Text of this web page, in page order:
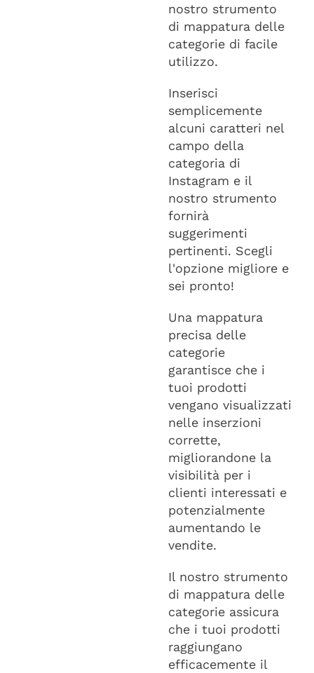
nostro strumento
di mappatura delle
categorie di facile
utilizzo.
Inserisci
semplicemente
alcuni caratteri nel
campo della
categoria di
Instagram e il
nostro strumento
fornirà
suggerimenti
pertinenti. Scegli
l'opzione migliore e
sei pronto!
Una mappatura
precisa delle
categorie
garantisce che i
tuoi prodotti
vengano visualizzati
nelle inserzioni
corrette,
migliorandone la
visibilità per i
clienti interessati e
potenzialmente
aumentando le
vendite.
Il nostro strumento
di mappatura delle
categorie assicura
che i tuoi prodotti
raggiungano
efficacemente il